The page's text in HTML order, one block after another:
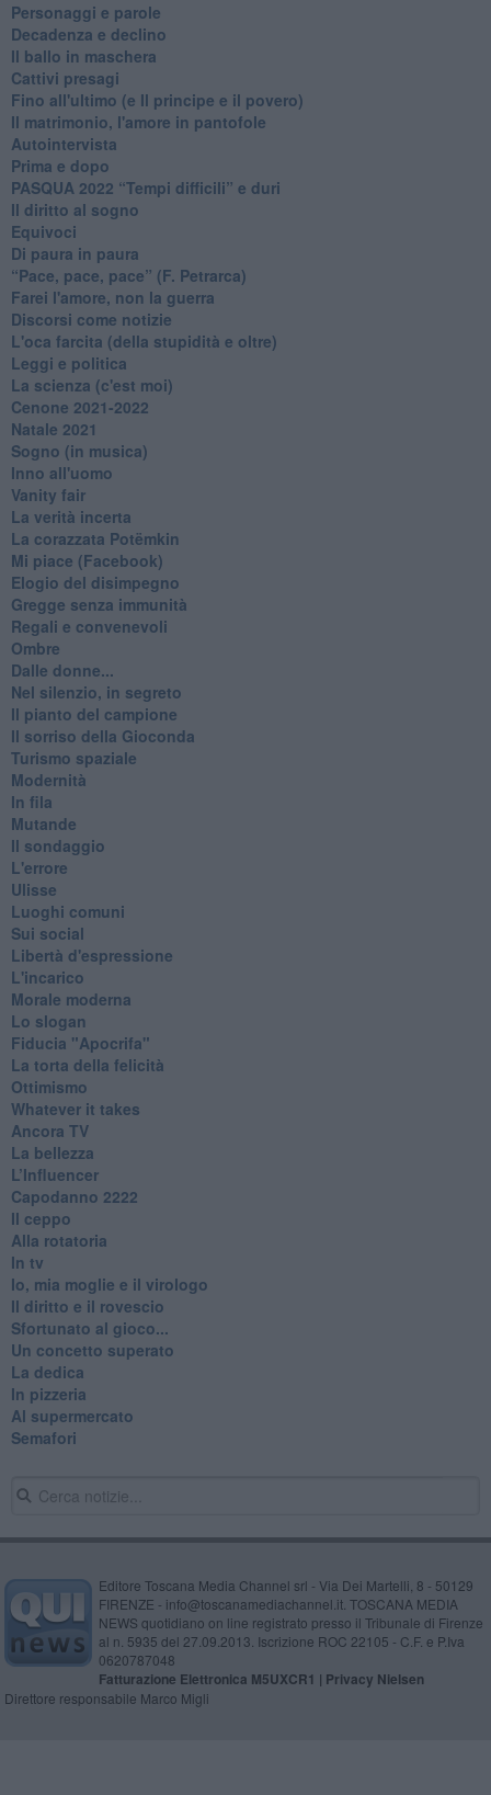
Personaggi e parole
Decadenza e declino
Il ballo in maschera
Cattivi presagi
Fino all'ultimo (e Il principe e il povero)
Il matrimonio, l'amore in pantofole
Autointervista
Prima e dopo
​PASQUA 2022 “Tempi difficili” e duri
Il diritto al sogno
Equivoci
Di paura in paura
​“Pace, pace, pace” (F. Petrarca)
Farei l'amore, non la guerra
Discorsi come notizie
L'oca farcita (della stupidità e oltre)
Leggi e politica
La scienza (c'est moi)
Cenone 2021-2022
Natale 2021
Sogno (in musica)
Inno all'uomo
Vanity fair
La verità incerta
La corazzata Potëmkin
Mi piace (Facebook)
Elogio del disimpegno
Gregge senza immunità
Regali e convenevoli
Ombre
Dalle donne...
Nel silenzio, in segreto
Il pianto del campione
Il sorriso della Gioconda
Turismo spaziale
Modernità
In fila
Mutande
Il sondaggio
L'errore
Ulisse
Luoghi comuni
Sui social
Libertà d'espressione
L'incarico
Morale moderna
Lo slogan
Fiducia "Apocrifa"
La torta della felicità
Ottimismo
Whatever it takes
Ancora TV
La bellezza
L’Influencer
​Capodanno 2222
Il ceppo
Alla rotatoria
In tv
Io, mia moglie e il virologo
Il diritto e il rovescio
Sfortunato al gioco...
Un concetto superato
La dedica
In pizzeria
Al supermercato
Semafori
Editore Toscana Media Channel srl - Via Dei Martelli, 8 - 50129
FIRENZE - info@toscanamediachannel.it. TOSCANA MEDIA
NEWS quotidiano on line registrato presso il Tribunale di Firenze
al n. 5935 del 27.09.2013. Iscrizione ROC 22105 - C.F. e P.Iva
0620787048
Fatturazione Elettronica M5UXCR1 | Privacy Nielsen
Direttore responsabile Marco Migli